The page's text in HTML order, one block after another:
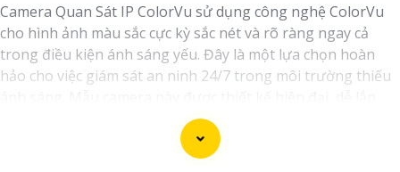
Camera Quan Sát IP ColorVu sử dụng công nghệ ColorVu
cho hình ảnh màu sắc cực kỳ sắc nét và rõ ràng ngay cả
trong điều kiện ánh sáng yếu. Đây là một lựa chọn hoàn
hảo cho việc giám sát an ninh 24/7 trong môi trường thiếu
đặt và cài đặt, phù hợp với nhiều không gian như văn
phòng, cửa hàng, gia đình, hay nhà kho. Camera Quan Sát
IP ColorVu cung cấp khả năng quan sát từ xa qua hệ thống